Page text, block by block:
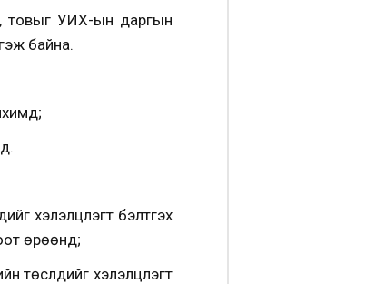
, товыг УИХ-ын даргын
байна.
хэлэлцүүлэгт бэлтгэх
өрөөнд;
хэлэлцүүлэгт